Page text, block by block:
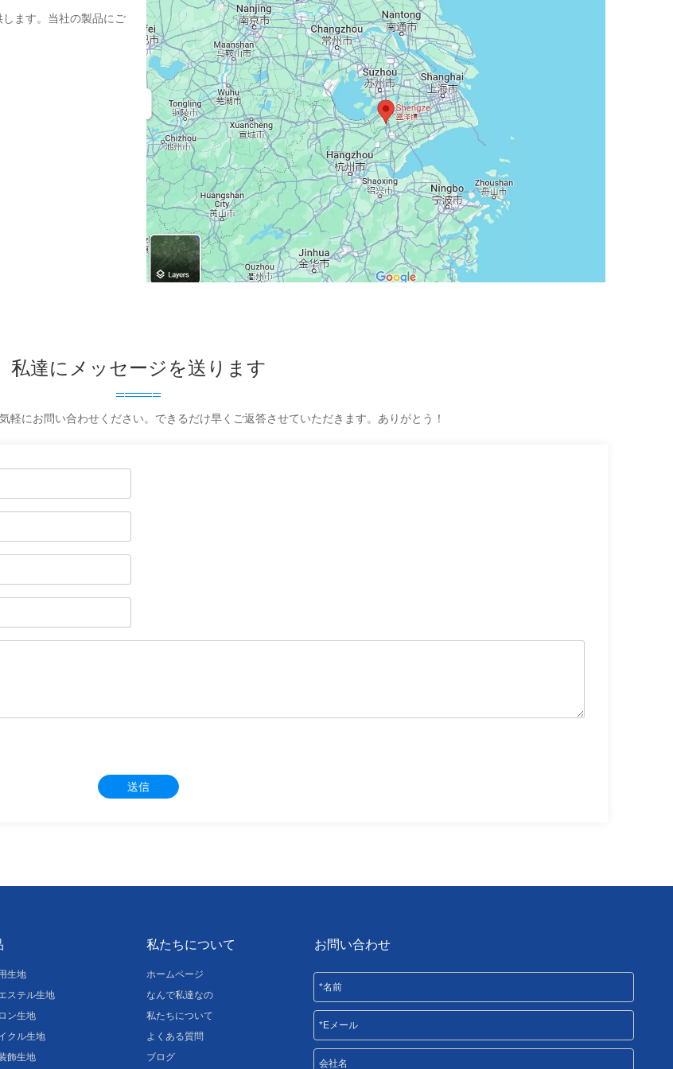
ます。当社の製品にご
私達にメッセージを送ります
軽にお問い合わせください。できるだけ早くご返答させていただきます。ありがとう！
送信
生地
ステル生地
ン生地
クル生地
飾生地
私たちについて
ホームページ
なんで私達なの
私たちについて
よくある質問
ブログ
お問い合わせ